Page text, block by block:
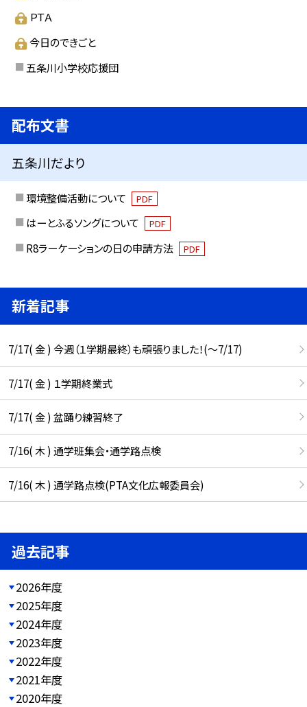
ＰＴＡ
今日のできごと
五条川小学校応援団
配布文書
五条川だより
環境整備活動について PDF
はーとふるソングについて PDF
R8ラーケーションの日の申請方法 PDF
新着記事
7/17( 金 ) 今週（１学期最終）も頑張りました！(〜7/17)
7/17( 金 ) １学期終業式
7/17( 金 ) 盆踊り練習終了
7/16( 木 ) 通学班集会・通学路点検
7/16( 木 ) 通学路点検(PTA文化広報委員会)
過去記事
2026年度
2025年度
2024年度
2023年度
2022年度
2021年度
2020年度